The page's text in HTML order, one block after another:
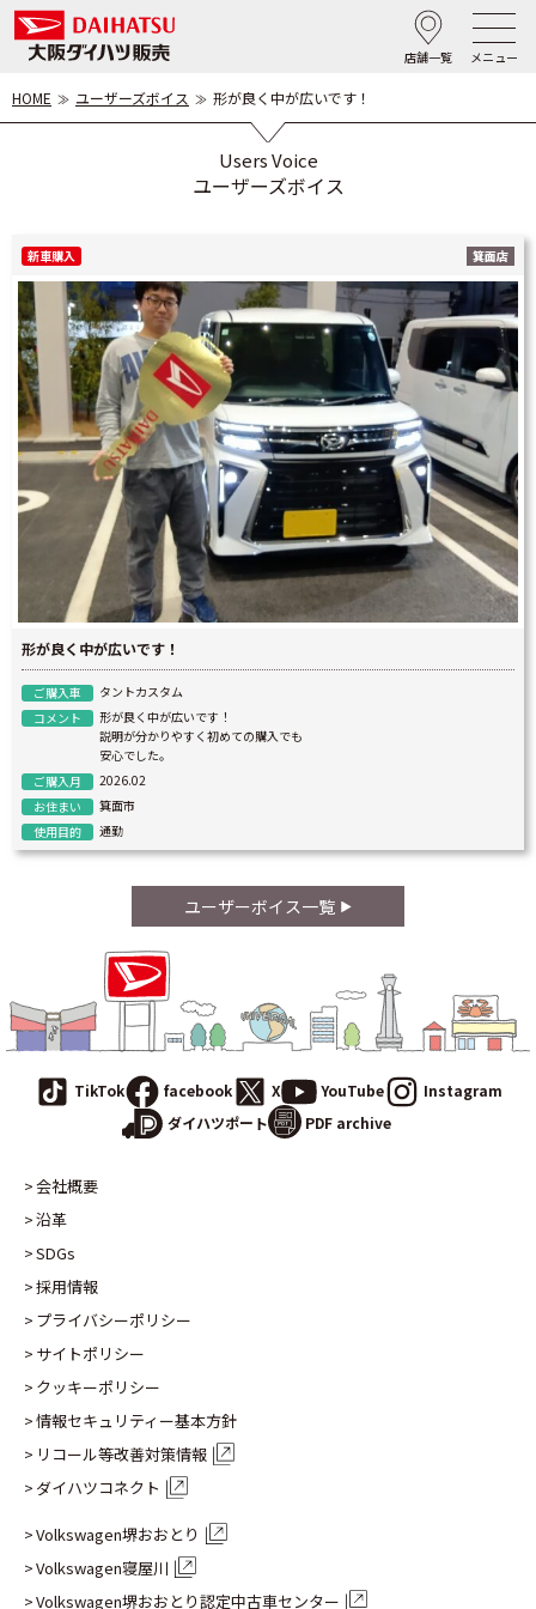
店舗一覧 メニュー
HOME ユーザーズボイス 形が良く中が広いです！
Users Voice
ユーザーズボイス
新車購入 箕面店
形が良く中が広いです！
ご購入車
タントカスタム
コメント
形が良く中が広いです！
説明が分かりやすく初めての購入でも
安心でした。
ご購入月
2026.02
お住まい
箕面市
使用目的
通勤
ユーザーボイス一覧
TikTok facebook X YouTube
Instagram
ダイハツポート
PDF archive
会社概要
沿革
SDGs
採用情報
プライバシーポリシー
サイトポリシー
クッキーポリシー
情報セキュリティー基本方針
リコール等改善対策情報
ダイハツコネクト
Volkswagen堺おおとり
Volkswagen寝屋川
Volkswagen堺おおとり認定中古車センター